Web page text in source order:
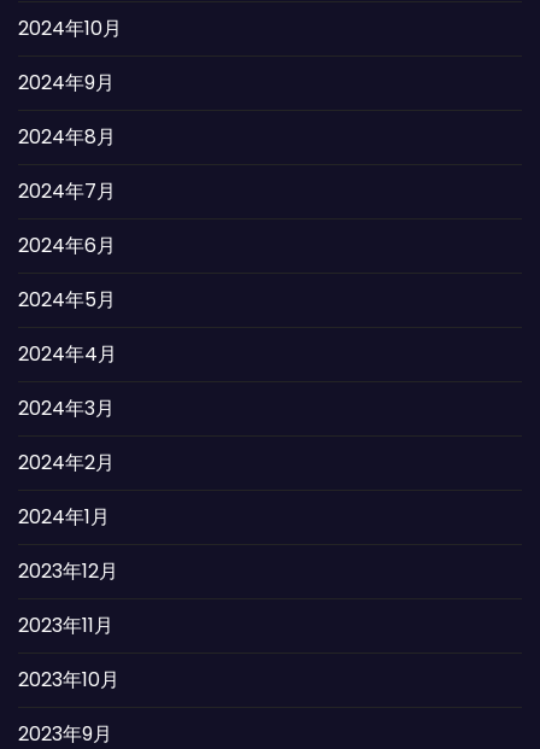
2024年10月
2024年9月
2024年8月
2024年7月
2024年6月
2024年5月
2024年4月
2024年3月
2024年2月
2024年1月
2023年12月
2023年11月
2023年10月
2023年9月